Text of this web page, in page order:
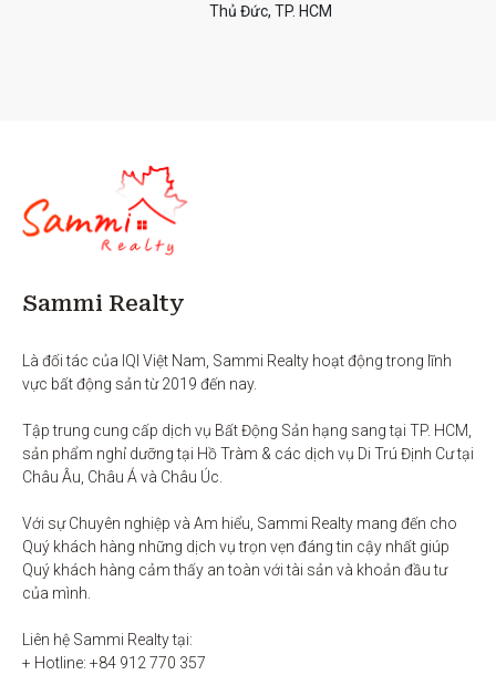
Thủ Đức, TP. HCM
Sammi Realty
Là đối tác của IQI Việt Nam, Sammi Realty hoạt động trong lĩnh
vực bất động sản từ 2019 đến nay.
Tập trung cung cấp dịch vụ Bất Động Sản hạng sang tại TP. HCM,
sản phẩm nghỉ dưỡng tại Hồ Tràm & các dịch vụ Di Trú Định Cư tại
Châu Âu, Châu Á và Châu Úc.
Với sự Chuyên nghiệp và Am hiểu, Sammi Realty mang đến cho
Quý khách hàng những dịch vụ trọn vẹn đáng tin cậy nhất giúp
Quý khách hàng cảm thấy an toàn với tài sản và khoản đầu tư
của mình.
Liên hệ Sammi Realty tại:
+ Hotline: +84 912 770 357